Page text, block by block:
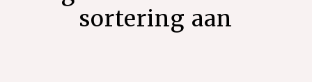
sortering aan